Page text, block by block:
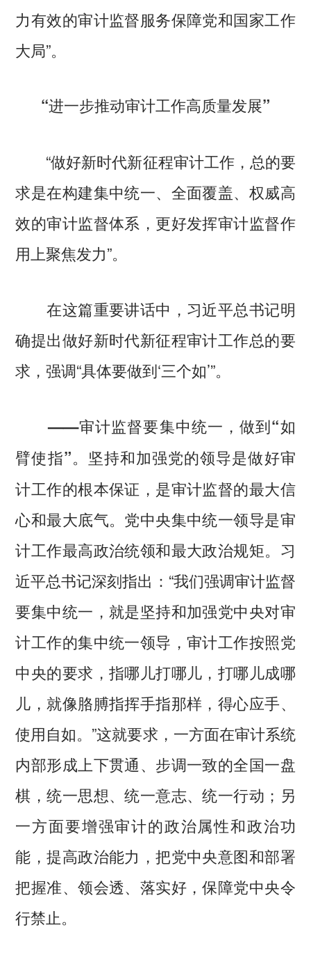
力有效的审计监督服务保障党和国家工作
大局”。
“进一步推动审计工作高质量发展”
“做好新时代新征程审计工作，总的要
求是在构建集中统一、全面覆盖、权威高
效的审计监督体系，更好发挥审计监督作
用上聚焦发力”。
在这篇重要讲话中，习近平总书记明
确提出做好新时代新征程审计工作总的要
求，强调“具体要做到‘三个如’”。
——审计监督要集中统一，做到“如
臂使指”。 坚持和加强党的领导是做好审
计工作的根本保证，是审计监督的最大信
心和最大底气。党中央集中统一领导是审
计工作最高政治统领和最大政治规矩。习
近平总书记深刻指出：“我们强调审计监督
要集中统一，就是坚持和加强党中央对审
计工作的集中统一领导，审计工作按照党
中央的要求，指哪儿打哪儿，打哪儿成哪
儿，就像胳膊指挥手指那样，得心应手、
使用自如。”这就要求，一方面在审计系统
内部形成上下贯通、步调一致的全国一盘
棋，统一思想、统一意志、统一行动；另
一方面要增强审计的政治属性和政治功
能，提高政治能力，把党中央意图和部署
把握准、领会透、落实好，保障党中央令
行禁止。